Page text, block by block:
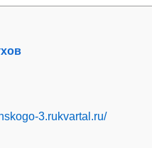
3.rukvartal.ru/